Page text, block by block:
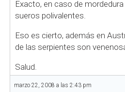
Exacto, en caso de
sueros polivalentes.
Eso es cierto, además en
de las serpientes son
Salud.
marzo 22, 2008 a las 2:43 pm